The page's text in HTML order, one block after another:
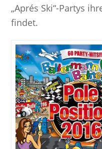
„Aprés Ski“-Partys
findet.